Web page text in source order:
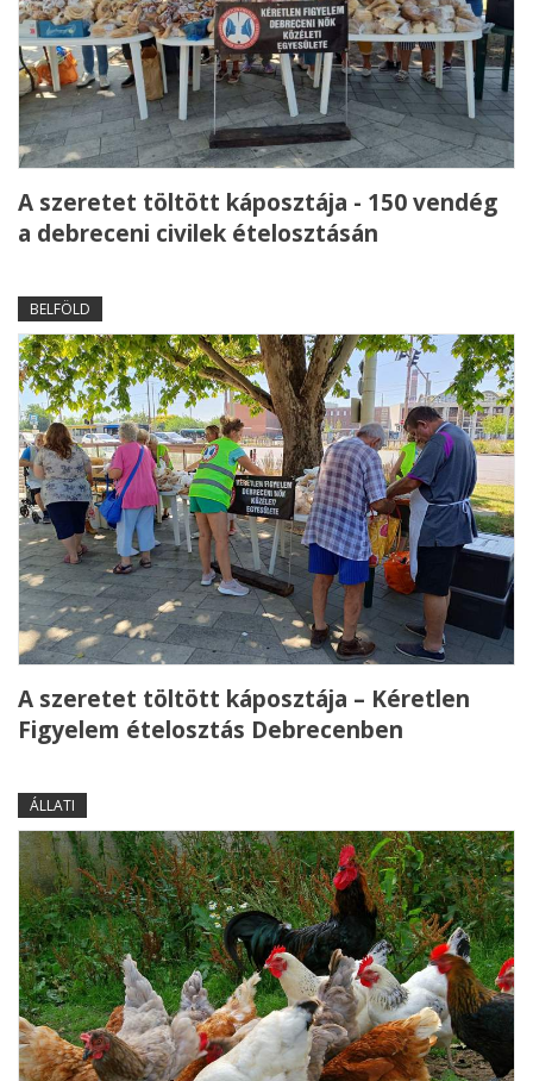
A szeretet töltött káposztája - 150 vendég
a debreceni civilek ételosztásán
BELFÖLD
A szeretet töltött káposztája – Kéretlen
Figyelem ételosztás Debrecenben
ÁLLATI